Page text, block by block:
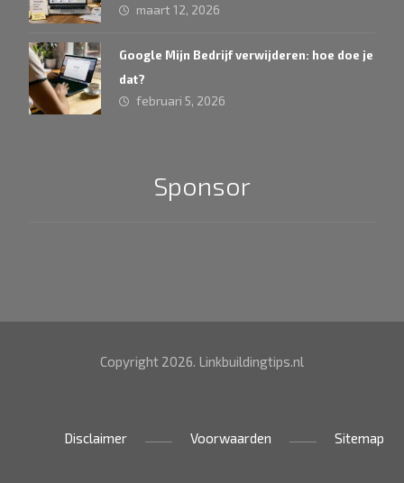
maart 12, 2026
Google Mijn Bedrijf verwijderen: hoe doe je
dat?
februari 5, 2026
Sponsor
Copyright 2026. Linkbuildingtips.nl
Sitemap
Voorwaarden
Disclaimer